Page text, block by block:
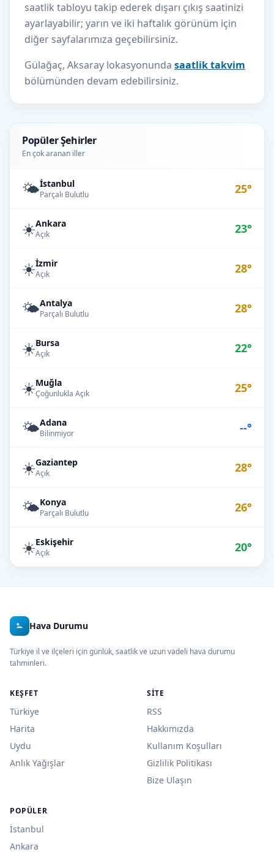
Popüler Şehirler
En çok aranan iller
🌤️İstanbul
Parçalı Bulutlu 25°
☀️Ankara
Açık 23°
☀️İzmir
Açık 28°
🌤️Antalya
Parçalı Bulutlu 28°
☀️Bursa
Açık 22°
☀️Muğla
Çoğunlukla Açık 25°
🌤️Adana
Bilinmiyor --°
☀️Gaziantep
Açık 28°
🌤️Konya
Parçalı Bulutlu 26°
☀️Eskişehir
Açık 20°
saatlik tabloyu takip ederek dışarı çıkış saatinizi
ayarlayabilir; yarın ve iki haftalık görünüm için
diğer sayfalarımıza geçebilirsiniz.
Gülağaç, Aksaray lokasyonunda saatlik takvim
bölümünden devam edebilirsiniz.
Hava Durumu
Türkiye il ve ilçeleri için günlük, saatlik ve uzun vadeli hava durumu
tahminleri.
KEŞFET
Türkiye
Harita
Uydu
Anlık Yağışlar
SITE
RSS
Hakkımızda
Kullanım Koşulları
Gizlilik Politikası
Bize Ulaşın
POPÜLER
İstanbul
Ankara